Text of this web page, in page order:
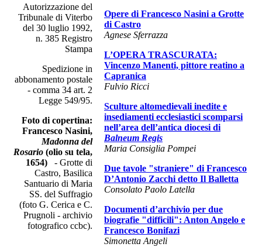
Autorizzazione del
Tribunale di Viterbo
del 30 luglio 1992,
n. 385 Registro
Stampa
Spedizione in
abbonamento postale
- comma 34 art. 2
Legge 549/95.
Foto di copertina:
Francesco Nasini,
Madonna del
Rosario (olio su tela,
1654)
- Grotte di
Castro, Basilica
Santuario di Maria
SS. del Suffragio
(foto G. Cerica e C.
Prugnoli - archivio
fotografico ccbc).
Opere di Francesco Nasini a Grotte
di Castro
Agnese Sferrazza
L’OPERA TRASCURATA:
Vincenzo Manenti, pittore reatino a
Capranica
Fulvio Ricci
Sculture altomedievali inedite e
insediamenti ecclesiastici scomparsi
nell’area dell’antica diocesi di
Balneum Regis
Maria Consiglia Pompei
Due tavole "straniere" di Francesco
D’Antonio Zacchi detto Il Balletta
Consolato Paolo Latella
Documenti d’archivio per due
biografie "difficili": Anton Angelo e
Francesco Bonifazi
Simonetta Angeli